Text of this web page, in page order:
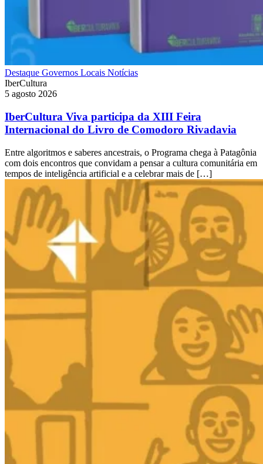
Destaque Governos Locais Notícias
IberCultura
5 agosto 2026
IberCultura Viva participa da XIII Feira
Internacional do Livro de Comodoro Rivadavia
Entre algoritmos e saberes ancestrais, o Programa chega à Patagônia
com dois encontros que convidam a pensar a cultura comunitária em
tempos de inteligência artificial e a celebrar mais de […]